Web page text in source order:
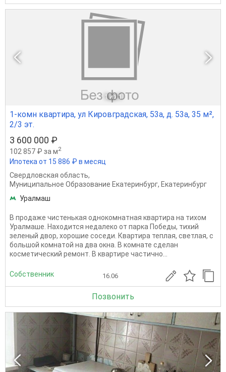
1 из 1
1-комн квартира, ул Кировградская, 53а, д. 53а, 35 м²,
2/3 эт.
3 600 000 ₽
102 857 ₽ за м2
Ипотека от 15 886 ₽ в месяц
Свердловская область,
Муниципальное Образование Екатеринбург, Екатеринбург
Уралмаш
В продаже чистенькая однокомнатная квартира на тихом
Уралмаше. Находится недалеко от парка Победы, тихий
зеленый двор, хорошие соседи. Квартира теплая, светлая, с
большой комнатой на два окна. В комнате сделан
косметический ремонт. В квартире частично...
Собственник 16.06
Позвонить